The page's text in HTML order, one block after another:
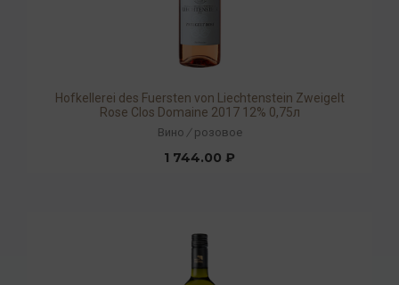
Hofkellerei des Fuersten von Liechtenstein Zweigelt
Rose Clos Domaine 2017 12% 0,75л
Вино / розовое
1 744.00 ₽